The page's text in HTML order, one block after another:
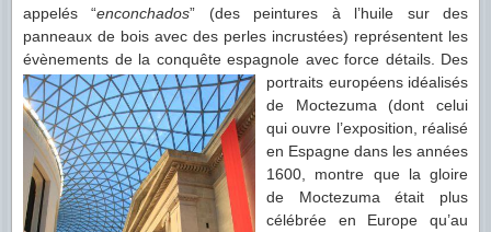
appelés “enconchados” (des peintures à l’huile sur des
panneaux de bois avec des perles incrustées) représentent les
évènements de la conquête espagnole avec force détails. Des
portraits européens idéalisés
de Moctezuma (dont celui
qui ouvre l’exposition, réalisé
en Espagne dans les années
1600, montre que la gloire
de Moctezuma était plus
célébrée en Europe qu’au